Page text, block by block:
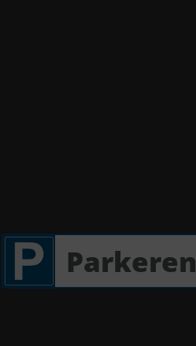
Parkeren